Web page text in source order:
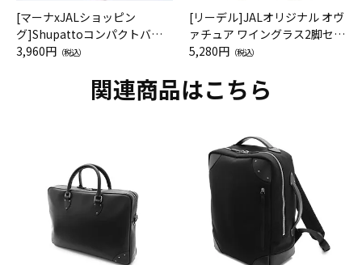
[マーナxJALショッピン
グ]Shupattoコンパクトバッ
グ Drop JAL客室乗務員（LC）
3,960円 （税込）
[リーデル]JALオリジナル オヴ
ァチュア ワイングラス2脚セッ
ト（レッドワイン）
5,280円 （税込）
関連商品はこちら